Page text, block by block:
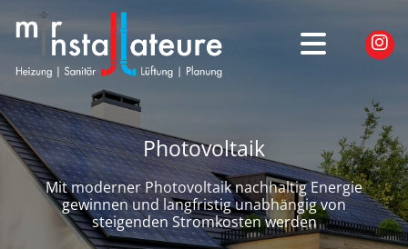
Photovoltaik
Mit moderner Photovoltaik nachhaltig Energie
gewinnen und langfristig unabhängig von
steigenden Stromkosten werden